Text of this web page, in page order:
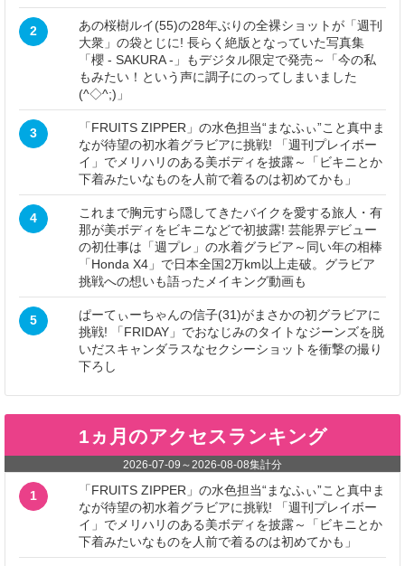
2
あの桜樹ルイ(55)の28年ぶりの全裸ショットが「週刊
大衆」の袋とじに! 長らく絶版となっていた写真集
「櫻 - SAKURA -」もデジタル限定で発売～「今の私
もみたい！という声に調子にのってしまいました
(^◇^;)」
3
「FRUITS ZIPPER」の水色担当“まなふぃ”こと真中ま
なが待望の初水着グラビアに挑戦! 「週刊プレイボー
イ」でメリハリのある美ボディを披露～「ビキニとか
下着みたいなものを人前で着るのは初めてかも」
4
これまで胸元すら隠してきたバイクを愛する旅人・有
那が美ボディをビキニなどで初披露! 芸能界デビュー
の初仕事は「週プレ」の水着グラビア～同い年の相棒
「Honda X4」で日本全国2万km以上走破。グラビア
挑戦への想いも語ったメイキング動画も
5
ぱーてぃーちゃんの信子(31)がまさかの初グラビアに
挑戦! 「FRIDAY」でおなじみのタイトなジーンズを脱
いだスキャンダラスなセクシーショットを衝撃の撮り
下ろし
1ヵ月のアクセスランキング
2026-07-09 ～ 2026-08-08集計分
1
「FRUITS ZIPPER」の水色担当“まなふぃ”こと真中ま
なが待望の初水着グラビアに挑戦! 「週刊プレイボー
イ」でメリハリのある美ボディを披露～「ビキニとか
下着みたいなものを人前で着るのは初めてかも」